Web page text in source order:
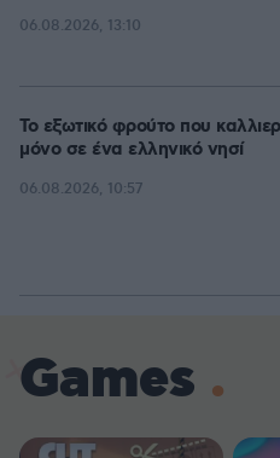
06.08.2026, 13:10
Το εξωτικό φρούτο που
μόνο σε ένα ελληνικό νησί
06.08.2026, 10:57
Games